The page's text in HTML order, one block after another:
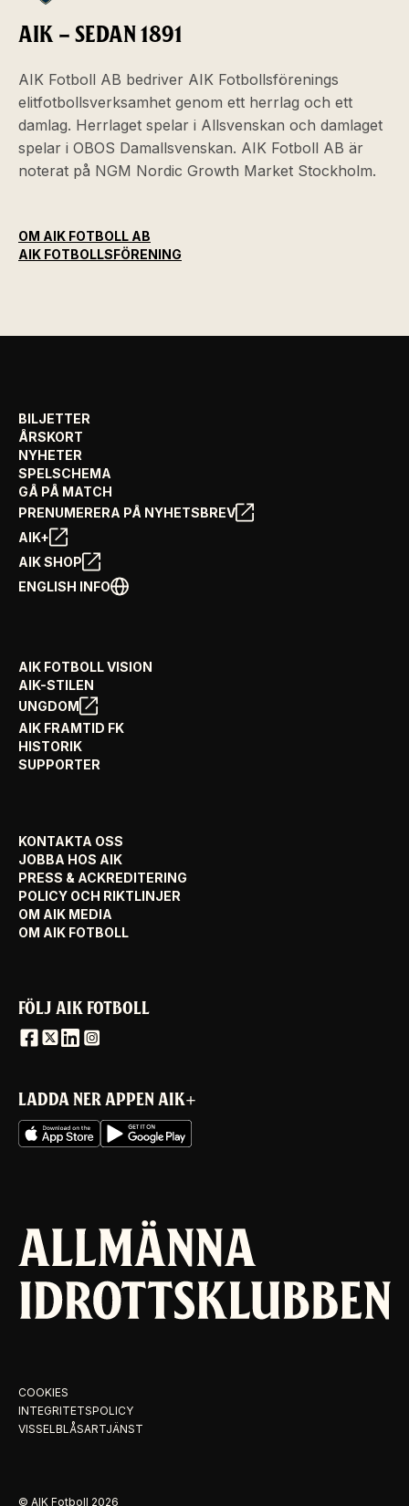
AIK – SEDAN 1891
AIK Fotboll AB bedriver AIK Fotbollsförenings
elitfotbollsverksamhet genom ett herrlag och ett
damlag. Herrlaget spelar i Allsvenskan och damlaget
spelar i OBOS Damallsvenskan. AIK Fotboll AB är
noterat på NGM Nordic Growth Market Stockholm.
OM AIK FOTBOLL AB
AIK FOTBOLLSFÖRENING
BILJETTER
ÅRSKORT
NYHETER
SPELSCHEMA
GÅ PÅ MATCH
PRENUMERERA PÅ NYHETSBREV
AIK+
AIK SHOP
ENGLISH INFO
AIK FOTBOLL VISION
AIK-STILEN
UNGDOM
AIK FRAMTID FK
HISTORIK
SUPPORTER
KONTAKTA OSS
JOBBA HOS AIK
PRESS & ACKREDITERING
POLICY OCH RIKTLINJER
OM AIK MEDIA
OM AIK FOTBOLL
FÖLJ AIK FOTBOLL
LADDA NER APPEN AIK+
COOKIES
INTEGRITETSPOLICY
VISSELBLÅSARTJÄNST
© AIK Fotboll 2026